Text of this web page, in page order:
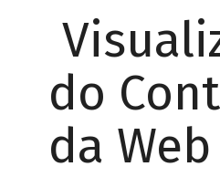
do
da Web